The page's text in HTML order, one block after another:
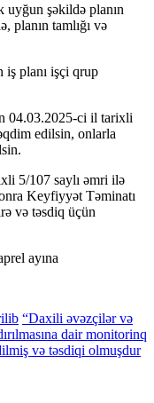
şəkildə planın
planın tamlığı və
iş planı işçi qrup
04.03.2025-ci il tarixli
edilsin, onlarla
5/107 saylı əmri ilə
Keyfiyyət Təminatı
və təsdiq üçün
ayına
“Daxili əvəzçilər və
dair monitorinq
və təsdiqi olmuşdur